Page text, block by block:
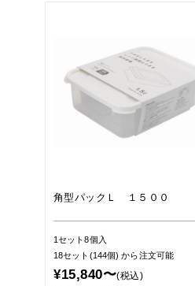
角型パックＬ １５００
1セット8個入
18セット(144個)から注文可能
¥15,840〜(税込)